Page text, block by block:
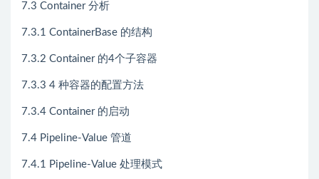
7.3 Container 分析
7.3.1 ContainerBase 的结构
7.3.2 Container 的4个子容器
7.3.3 4 种容器的配置方法
7.3.4 Container 的启动
7.4 Pipeline-Value 管道
7.4.1 Pipeline-Value 处理模式